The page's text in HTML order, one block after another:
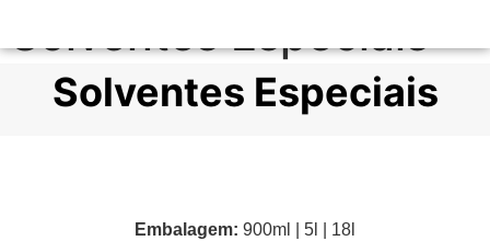
Solventes Especiais
Solventes Especiais
Embalagem: 900ml | 5l | 18l